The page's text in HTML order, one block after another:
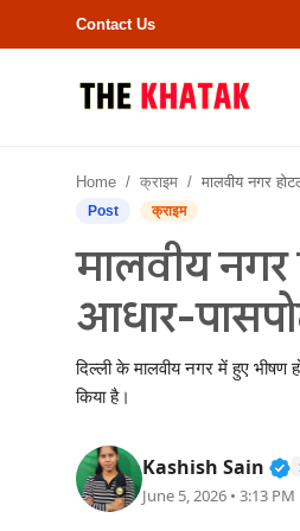
Contact Us
Contact Us
राजस्थान
राजनीति
बॉलीवुड
Home क्राइम मालवीय नगर होटल अग्निकांड:
Post क्राइम
मालवीय नगर
आधार-
दिल्ली के मालवीय नगर में हुए
किया है।
Kashish Sain
June 5, 2026 • 3:13 PM